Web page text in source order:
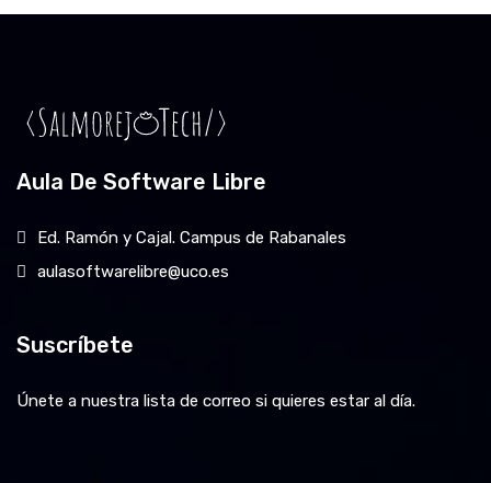
Aula De Software Libre
Ed. Ramón y Cajal. Campus de Rabanales
aulasoftwarelibre@uco.es
Suscríbete
Únete a nuestra lista de correo si quieres estar al día.